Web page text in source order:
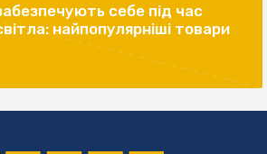
себе під час
найпопулярніші товари